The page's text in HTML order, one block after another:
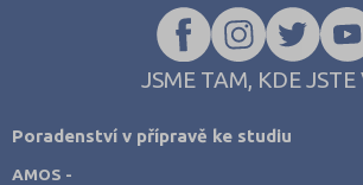
JSME TAM, KDE JSTE
Poradenství v přípravě ke studiu
AMOS -